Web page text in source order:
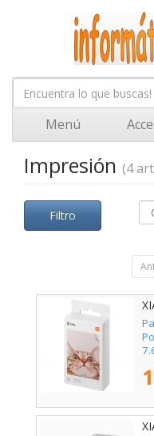
Menú
Impresión (4
Filtro